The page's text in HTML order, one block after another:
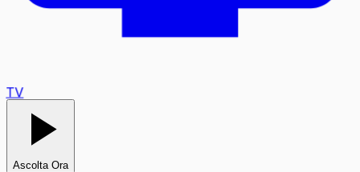
Ascolta Ora